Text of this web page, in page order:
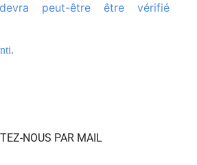
devra peut-être être vérifié
NOUS PAR MAIL